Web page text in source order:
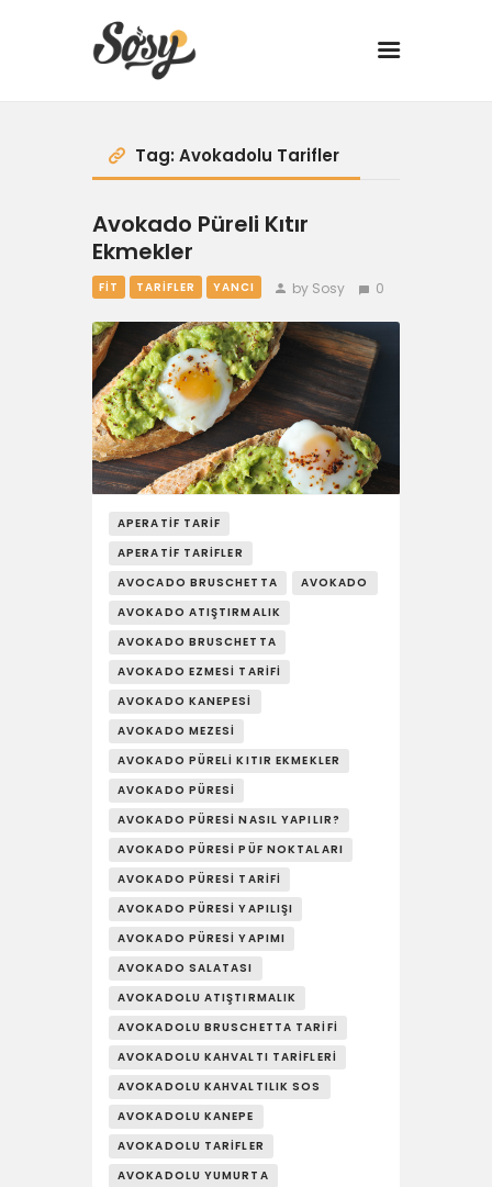
TARİFLER
MANGAL
YANCI
FIT
DRINK
BBQ 101
YAŞAM
SOSY’LE!
Tag: Avokadolu Tarifler
Avokado Püreli Kıtır
Ekmekler
FIT TARIFLER YANCI by Sosy 0
APERATIF TARIF
APERATIF TARIFLER
AVOCADO BRUSCHETTA
AVOKADO
AVOKADO ATIŞTIRMALIK
AVOKADO BRUSCHETTA
AVOKADO EZMESI TARIFI
AVOKADO KANEPESI
AVOKADO MEZESI
AVOKADO PÜRELI KITIR EKMEKLER
AVOKADO PÜRESI
AVOKADO PÜRESI NASIL YAPILIR?
AVOKADO PÜRESI PÜF NOKTALARI
AVOKADO PÜRESI TARIFI
AVOKADO PÜRESI YAPILIŞI
AVOKADO PÜRESI YAPIMI
AVOKADO SALATASI
AVOKADOLU ATIŞTIRMALIK
AVOKADOLU BRUSCHETTA TARIFI
AVOKADOLU KAHVALTI TARIFLERI
AVOKADOLU KAHVALTILIK SOS
AVOKADOLU KANEPE
AVOKADOLU TARIFLER
AVOKADOLU YUMURTA